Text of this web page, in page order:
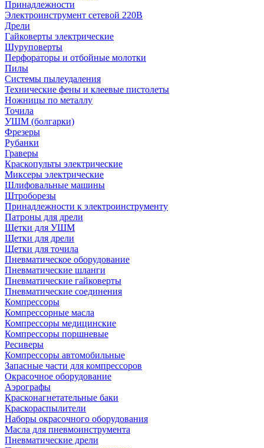
Принадлежности
Электроинструмент сетевой 220В
Дрели
Гайковерты электрические
Шуруповерты
Перфораторы и отбойные молотки
Пилы
Системы пылеудаления
Технические фены и клеевые пистолеты
Ножницы по металлу
Точила
УШМ (болгарки)
Фрезеры
Рубанки
Граверы
Краскопульты электрические
Миксеры электрические
Шлифовальные машины
Штроборезы
Принадлежности к электроинструменту
Патроны для дрели
Щетки для УШМ
Щетки для дрели
Щетки для точила
Пневматическое оборудование
Пневматические шланги
Пневматические гайковерты
Пневматические соединения
Компрессоры
Компрессорные масла
Компрессоры медицинские
Компрессоры поршневые
Ресиверы
Компрессоры автомобильные
Запасные части для компрессоров
Окрасочное оборудование
Аэрографы
Красконагнетательные баки
Краскораспылители
Наборы окрасочного оборудования
Масла для пневмоинструмента
Пневматические дрели